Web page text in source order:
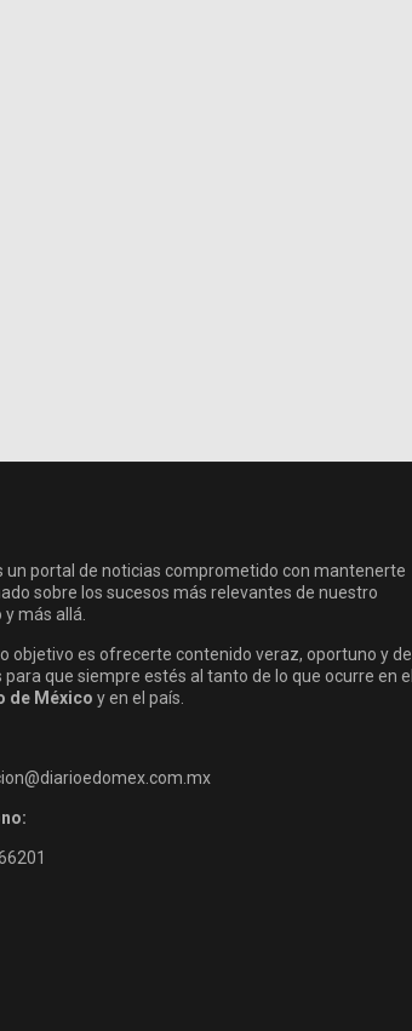
un portal de noticias comprometido con mantenerte
sobre los sucesos más relevantes de nuestro
y más allá.
objetivo es ofrecerte contenido veraz, oportuno y de
para que siempre estés al tanto de lo que ocurre en el
de México y en el país.